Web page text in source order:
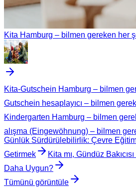
Kita Hamburg – bilmen gereken her
Kita-Gutschein Hamburg – bilmen
Gutschein hesaplayıcı – bilmen
Kindergarten Hamburg – bilmen
alışma (Eingewöhnung) – bilmen
Günlük Sürdürülebilirlik: Çevre
Getirmek
Kita mı, Gündüz
Daha Uygun?
Tümünü görüntüle